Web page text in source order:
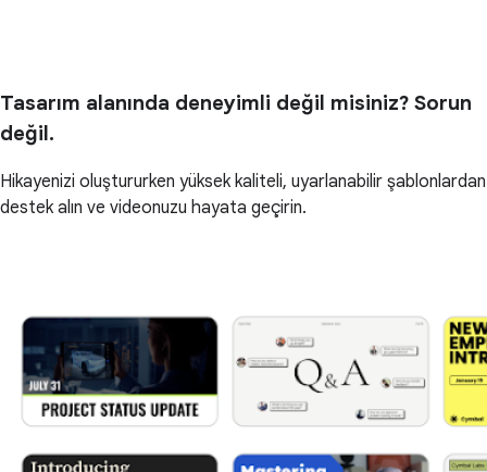
Tasarım alanında deneyimli değil misiniz? Sorun
değil.
Hikayenizi oluştururken yüksek kaliteli, uyarlanabilir şablonlardan
destek alın ve videonuzu hayata geçirin.